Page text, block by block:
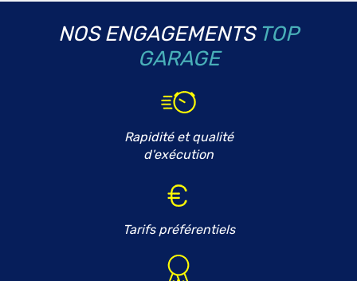
NOS ENGAGEMENTS TOP
GARAGE
Rapidité et qualité
d'exécution
Tarifs préférentiels